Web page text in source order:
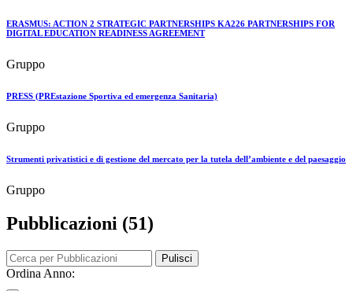
ERASMUS: ACTION 2 STRATEGIC PARTNERSHIPS KA226 PARTNERSHIPS FOR
DIGITAL EDUCATION READINESS AGREEMENT
Gruppo
PRESS (PREstazione Sportiva ed emergenza Sanitaria)
Gruppo
Strumenti privatistici e di gestione del mercato per la tutela dell’ambiente e del paesaggio
Gruppo
Pubblicazioni (51)
Pulisci
Ordina Anno: